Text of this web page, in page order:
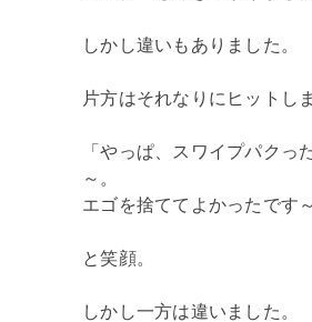
しかし違いもありました。
片方はそれなりにヒットし
「やっぱ、スワイプパクっ
～。
エゴを捨ててよかったです～
と笑顔。
しかし一方は違いました。